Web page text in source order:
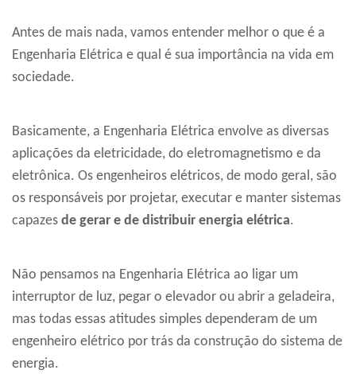
Antes de mais nada, vamos entender melhor o que é a
Engenharia Elétrica e qual é sua importância na vida em
sociedade.
Basicamente, a Engenharia Elétrica envolve as diversas
aplicações da eletricidade, do eletromagnetismo e da
eletrônica. Os engenheiros elétricos, de modo geral, são
os responsáveis por projetar, executar e manter sistemas
capazes de gerar e de distribuir energia elétrica.
Não pensamos na Engenharia Elétrica ao ligar um
interruptor de luz, pegar o elevador ou abrir a geladeira,
mas todas essas atitudes simples dependeram de um
engenheiro elétrico por trás da construção do sistema de
energia.